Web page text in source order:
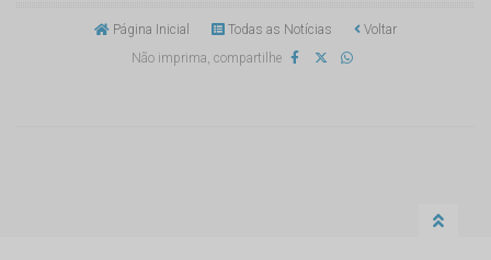
Página Inicial Todas as Notícias
Voltar
Não imprima, compartilhe